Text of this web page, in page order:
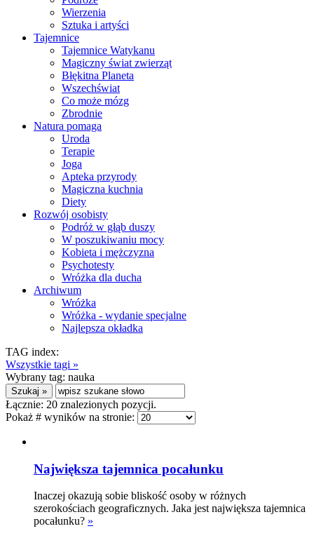
Wierzenia
Sztuka i artyści
Tajemnice
Tajemnice Watykanu
Magiczny świat zwierząt
Błękitna Planeta
Wszechświat
Co może mózg
Zbrodnie
Natura pomaga
Uroda
Terapie
Joga
Apteka przyrody
Magiczna kuchnia
Diety
Rozwój osobisty
Podróż w głąb duszy
W poszukiwaniu mocy
Kobieta i mężczyzna
Psychotesty
Wróżka dla ducha
Archiwum
Wróżka
Wróżka - wydanie specjalne
Najlepsza okładka
TAG index:
Wszystkie tagi »
Wybrany tag: nauka
Łącznie: 20 znalezionych pozycji.
Pokaż # wyników na stronie:
Największa tajemnica pocałunku
Inaczej okazują sobie bliskość osoby w różnych
szerokościach geograficznych. Jaka jest największa tajemnica
pocałunku? »